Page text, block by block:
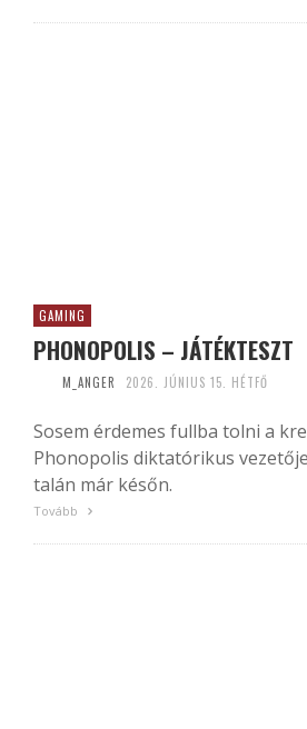
GAMING
PHONOPOLIS – JÁTÉKTESZT
M_ANGER 2026. JÚNIUS 15. HÉTFŐ
Sosem érdemes fullba tolni a
Phonopolis diktatórikus
talán már későn.
Tovább